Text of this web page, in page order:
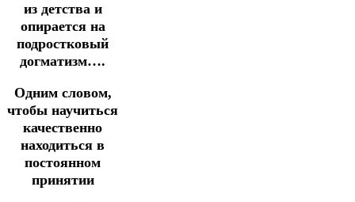
из детства и
опирается на
подростковый
догматизм….
Одним словом,
чтобы научиться
качественно
находиться в
постоянном
принятии